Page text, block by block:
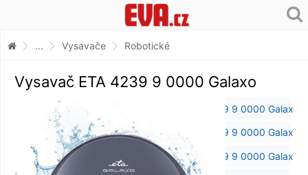
... Vysavače Robotické
Vysavač ETA 4239 9 0000 Galaxo